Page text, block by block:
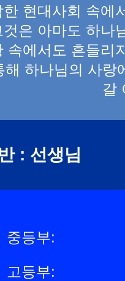
현대사회 속에
은 아마도 하나
속에서도 흔들리
해 하나님의 사
갈
: 선생님
중등부:
고등부: